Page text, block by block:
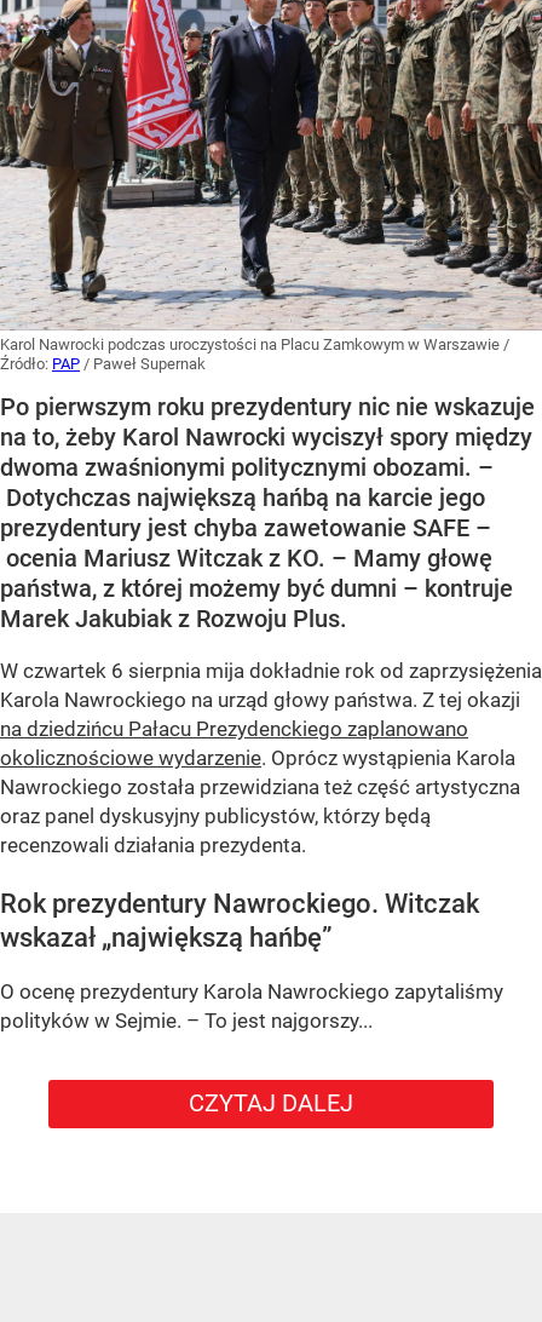
Karol Nawrocki podczas uroczystości na Placu Zamkowym w Warszawie /
Źródło: PAP / Paweł Supernak
Po pierwszym roku prezydentury nic nie wskazuje
na to, żeby Karol Nawrocki wyciszył spory między
dwoma zwaśnionymi politycznymi obozami. –
Dotychczas największą hańbą na karcie jego
prezydentury jest chyba zawetowanie SAFE –
ocenia Mariusz Witczak z KO. – Mamy głowę
państwa, z której możemy być dumni – kontruje
Marek Jakubiak z Rozwoju Plus.
W czwartek 6 sierpnia mija dokładnie rok od zaprzysiężenia
Karola Nawrockiego na urząd głowy państwa. Z tej okazji
na dziedzińcu Pałacu Prezydenckiego zaplanowano
okolicznościowe wydarzenie. Oprócz wystąpienia Karola
Nawrockiego została przewidziana też część artystyczna
oraz panel dyskusyjny publicystów, którzy będą
recenzowali działania prezydenta.
Rok prezydentury Nawrockiego. Witczak
wskazał „największą hańbę”
O ocenę prezydentury Karola Nawrockiego zapytaliśmy
polityków w Sejmie. – To jest najgorszy...
CZYTAJ DALEJ